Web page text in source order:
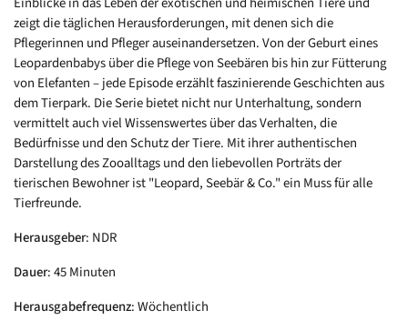
zeigt die täglichen Herausforderungen, mit denen sich die
Pflegerinnen und Pfleger auseinandersetzen. Von der Geburt eines
Leopardenbabys über die Pflege von Seebären bis hin zur Fütterung
von Elefanten – jede Episode erzählt faszinierende Geschichten aus
dem Tierpark. Die Serie bietet nicht nur Unterhaltung, sondern
vermittelt auch viel Wissenswertes über das Verhalten, die
Bedürfnisse und den Schutz der Tiere. Mit ihrer authentischen
Darstellung des Zooalltags und den liebevollen Porträts der
tierischen Bewohner ist "Leopard, Seebär & Co." ein Muss für alle
Tierfreunde.
Herausgeber: NDR
Dauer: 45 Minuten
Herausgabefrequenz: Wöchentlich